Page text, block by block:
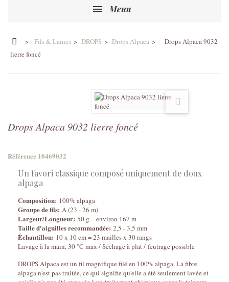
Menu
> Fils & Laines > DROPS > Drops Alpaca >
Drops Alpaca 9032
lierre foncé
Drops Alpaca 9032 lierre foncé
Référence 10469032
Un favori classique composé uniquement de doux
alpaga
Composition: 100% alpaga
Groupe de fils: A (23 - 26 m)
Largeur/Longueur: 50 g = environ 167 m
Taille d'aiguilles recommandée: 2,5 - 3,5 mm
Échantillon: 10 x 10 cm = 23 mailles x 30 rangs
Lavage à la main, 30 °C max / Séchage à plat / feutrage possible
DROPS Alpaca est un fil magnifique filé en 100% alpaga. La fibre
alpaga n'est pas traitée, ce qui signifie qu'elle a été seulement lavée et